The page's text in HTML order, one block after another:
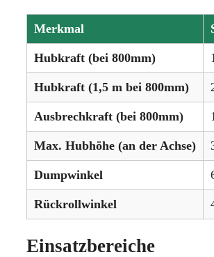
Merkmal
Hubkraft (bei 800mm)
Hubkraft (1,5 m bei 800mm)
Ausbrechkraft (bei 800mm)
Max. Hubhöhe (an der Achse)
Dumpwinkel
Rückrollwinkel
Einsatzbereiche